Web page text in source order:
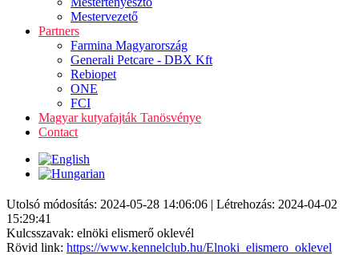
Mestervezető
Partners
Farmina Magyarország
Generali Petcare - DBX Kft
Rebiopet
ONE
FCI
Magyar kutyafajták Tanösvénye
Contact
Utolsó módosítás: 2024-05-28 14:06:06 | Létrehozás: 2024-04-02
15:29:41
Kulcsszavak: elnöki elismerő oklevél
Rövid link: https://www.kennelclub.hu/Elnoki_elismero_oklevel